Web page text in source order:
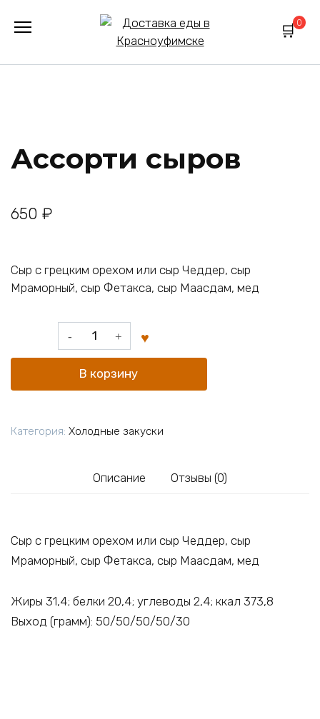
0
Ассорти сыров
650 ₽
Сыр с грецким орехом или сыр Чеддер, сыр
Мраморный, сыр Фетакса, сыр Маасдам, мед
Количество
товара
В корзину
Категория: Холодные закуски
Описание Отзывы (0)
Сыр с грецким орехом или сыр Чеддер, сыр
Мраморный, сыр Фетакса, сыр Маасдам, мед
Жиры 31,4; белки 20,4; углеводы 2,4; ккал 373,8
Выход (грамм): 50/50/50/50/30